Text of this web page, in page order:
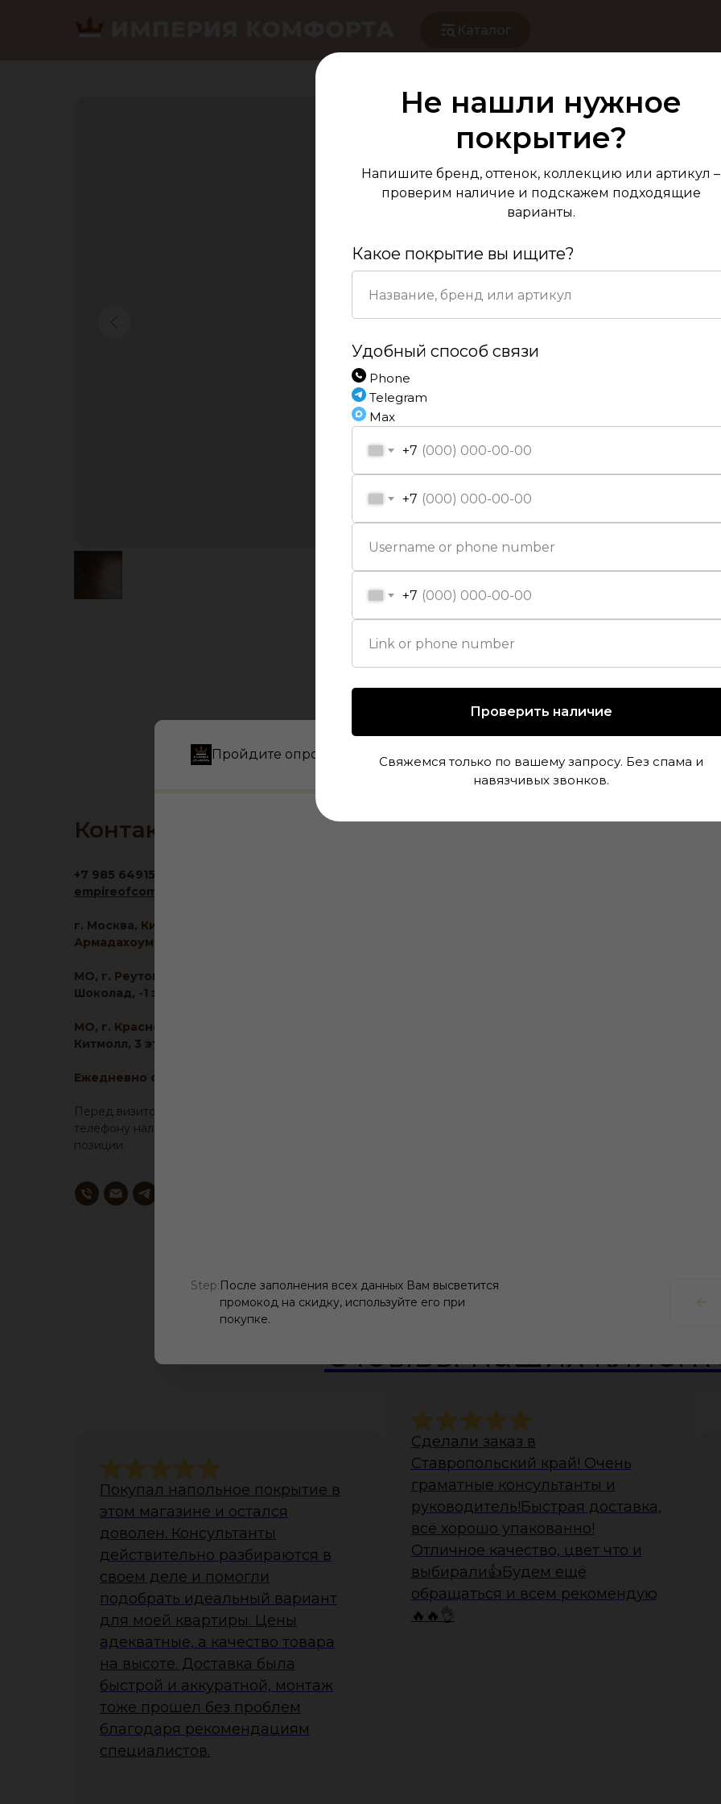
Каталог
Пройдите опрос и получите скидку до 20%
Step:После заполнения всех данных Вам высветится
промокод на скидку, используйте его при
покупке.
Паркет Елка
Дуб Натур
Код
Не нашли нужное
покрытие?
Напишите бренд, оттенок, коллекцию или артикул –
проверим наличие и подскажем подходящие
варианты.
Какое покрытие вы ищите?
Удобный способ связи
Phone
Telegram
Max
+7
+7
+7
Проверить наличие
Свяжемся только по вашему запросу. Без спама и
навязчивых звонков.
Контакты
+7 985 6491516
empireofcomfort@yandex.ru
г. Москва, Кировоградская ул., 11, корп. 1, ТЦ
Армадахоум, 1 этаж
МО, г. Реутов, МКАД 2-й км, д. 2, ТРЦ
Шоколад, -1 этаж
МО, г. Красногорск, ул. Ленина, д. 2, ТЦ
Китмолл, 3 этаж
Ежедневно с 10:00 до 21:00
Перед визитом, уточните у менеджера по
телефону наличие образца понравившейся
позиции.
Отзывы наших
Покупал напольное покрытие в
этом магазине и остался
доволен. Консультанты
действительно разбираются в
своем деле и помогли
подобрать идеальный вариант
для моей квартиры. Цены
адекватные, а качество товара
на высоте. Доставка была
быстрой и аккуратной, монтаж
тоже прошел без проблем
благодаря рекомендациям
специалистов.
Сделали заказ в
Ставропольский край! Очень
граматные консультанты и
руководитель!Быстрая доставка,
всё хорошо упакованно!
Отличное качество, цвет что и
выбирали👍Будем ещё
обращаться и всем рекомендую
🔥🔥👌